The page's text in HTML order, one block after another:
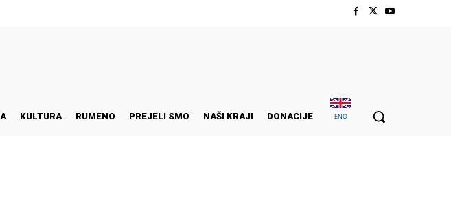
KULTURA RUMENO PREJELI SMO NAŠI KRAJI DONACIJE ENG